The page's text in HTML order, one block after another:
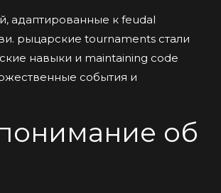
адаптированные к feudal
рыцарские tournaments стали
навыки и maintaining code
события и
об